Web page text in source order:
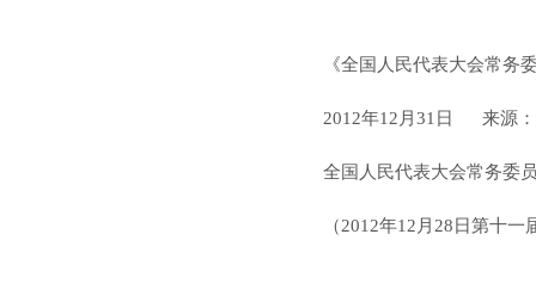
《全国人民代表大会常务
2012年12月31日 来源：
全国人民代表大会常务委
（2012年12月28日第十